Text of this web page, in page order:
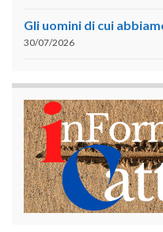
Gli uomini di cui
30/07/2026